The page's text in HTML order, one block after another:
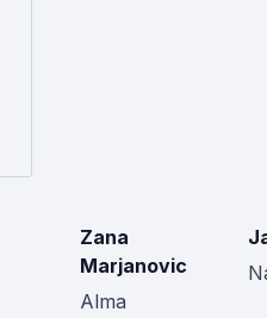
Zana
Marjanovic
Alma